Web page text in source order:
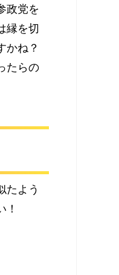
政党を
縁を切
かね？
たらの
たよう